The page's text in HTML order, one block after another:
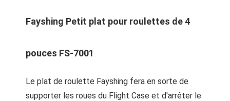
Fayshing Petit plat pour roulettes de 4
pouces FS-7001
Le plat de roulette Fayshing fera en sorte de
supporter les roues du Flight Case et d'arrêter le